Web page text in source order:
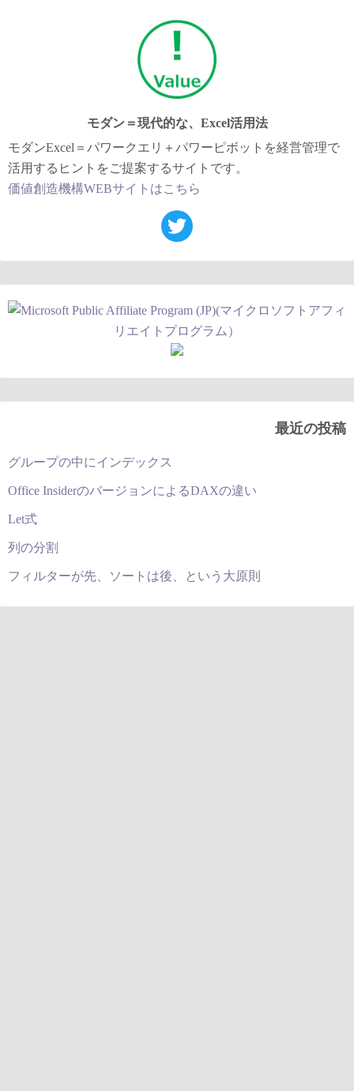
モダン＝現代的な、Excel活用法
モダンExcel＝パワークエリ＋パワーピボットを経営管理で
活用するヒントをご提案するサイトです。
価値創造機構WEBサイトはこちら
最近の投稿
グループの中にインデックス
Office InsiderのバージョンによるDAXの違い
Let式
列の分割
フィルターが先、ソートは後、という大原則